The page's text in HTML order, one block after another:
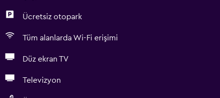
Ücretsiz otopark
Tüm alanlarda Wi-Fi erişimi
Düz ekran TV
Televizyon